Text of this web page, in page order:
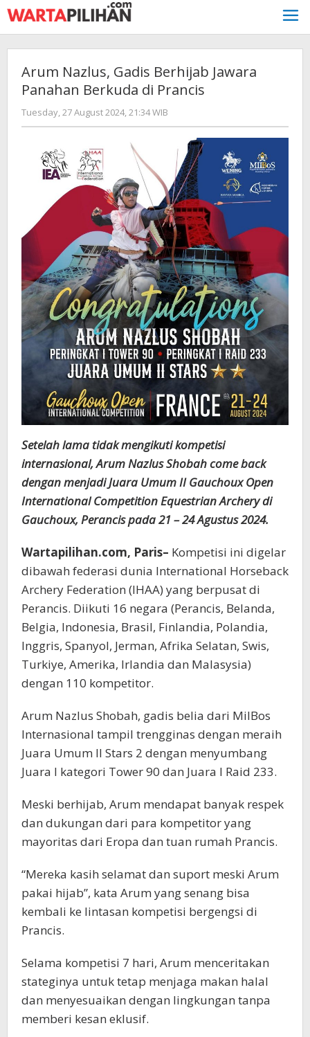
Skip
to
content
Arum Nazlus, Gadis Berhijab Jawara
Panahan Berkuda di Prancis
Tuesday, 27 August 2024, 21:34 WIB
redaksi
Setelah lama tidak mengikuti kompetisi
internasional, Arum Nazlus Shobah come back
dengan menjadi Juara Umum II Gauchoux Open
International Competition Equestrian Archery di
Gauchoux, Perancis pada 21 – 24 Agustus 2024.
Wartapilihan.com, Paris– Kompetisi ini digelar
dibawah federasi dunia International Horseback
Archery Federation (IHAA) yang berpusat di
Perancis. Diikuti 16 negara (Perancis, Belanda,
Belgia, Indonesia, Brasil, Finlandia, Polandia,
Inggris, Spanyol, Jerman, Afrika Selatan, Swis,
Turkiye, Amerika, Irlandia dan Malasysia)
dengan 110 kompetitor.
Arum Nazlus Shobah, gadis belia dari MilBos
Internasional tampil trengginas dengan meraih
Juara Umum II Stars 2 dengan menyumbang
Juara I kategori Tower 90 dan Juara I Raid 233.
Meski berhijab, Arum mendapat banyak respek
dan dukungan dari para kompetitor yang
mayoritas dari Eropa dan tuan rumah Prancis.
“Mereka kasih selamat dan suport meski Arum
pakai hijab”, kata Arum yang senang bisa
kembali ke lintasan kompetisi bergengsi di
Prancis.
Selama kompetisi 7 hari, Arum menceritakan
stateginya untuk tetap menjaga makan halal
dan menyesuaikan dengan lingkungan tanpa
memberi kesan eklusif.